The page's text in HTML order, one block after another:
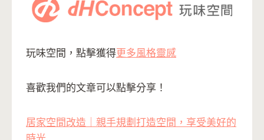
玩味空間，點擊獲得更多風格靈感
喜歡我們的文章可以點擊分享！
居家空間改造｜親手規劃打造空間，享受美好的